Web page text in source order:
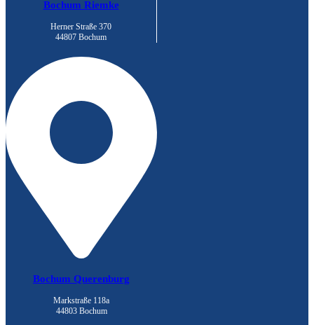
Bochum Riemke
Herner Straße 370
44807 Bochum
Bochum Querenburg
Markstraße 118a
44803 Bochum